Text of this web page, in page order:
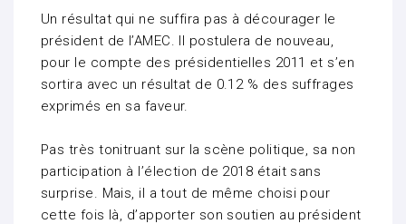
Un résultat qui ne suffira pas à décourager le
président de l’AMEC. Il postulera de nouveau,
pour le compte des présidentielles 2011 et s’en
sortira avec un résultat de 0.12 % des suffrages
exprimés en sa faveur.
Pas très tonitruant sur la scène politique, sa non
participation à l’élection de 2018 était sans
surprise. Mais, il a tout de même choisi pour
cette fois là, d’apporter son soutien au président